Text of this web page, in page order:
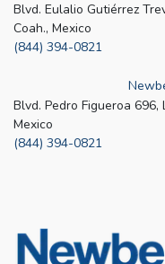
Blvd. Eulalio Gutiérrez
Coah., Mexico
(844) 394-0821
Blvd. Pedro Figueroa
Mexico
(844) 394-0821